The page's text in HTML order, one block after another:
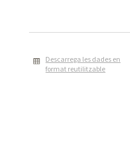
Descarrega les dades en
format reutilitzable